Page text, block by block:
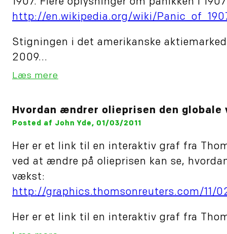
1907. Flere oplysninger om panikken i
http://en.wikipedia.org/wiki/
Stigningen i det amerikanske
2009...
Læs mere
Hvordan ændrer olieprisen den globale
Posted af John Yde, 01/03/2011
Her er et link til en interaktiv graf fra
ved at ændre på olieprisen kan se,
vækst:
http://graphics.thomsonreuters.com/11/
Her er et link til en interaktiv graf fra